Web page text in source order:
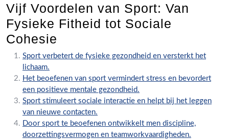
Vijf Voordelen van Sport: Van
Fysieke Fitheid tot Sociale
Cohesie
Sport verbetert de fysieke gezondheid en versterkt het
lichaam.
Het beoefenen van sport vermindert stress en bevordert
een positieve mentale gezondheid.
Sport stimuleert sociale interactie en helpt bij het leggen
van nieuwe contacten.
Door sport te beoefenen ontwikkelt men discipline,
doorzettingsvermogen en teamworkvaardigheden.